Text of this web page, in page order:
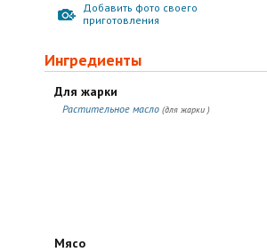
Добавить фото своего
приготовления
Ингредиенты
Для жарки
Растительное масло (для жарки )
Мясо